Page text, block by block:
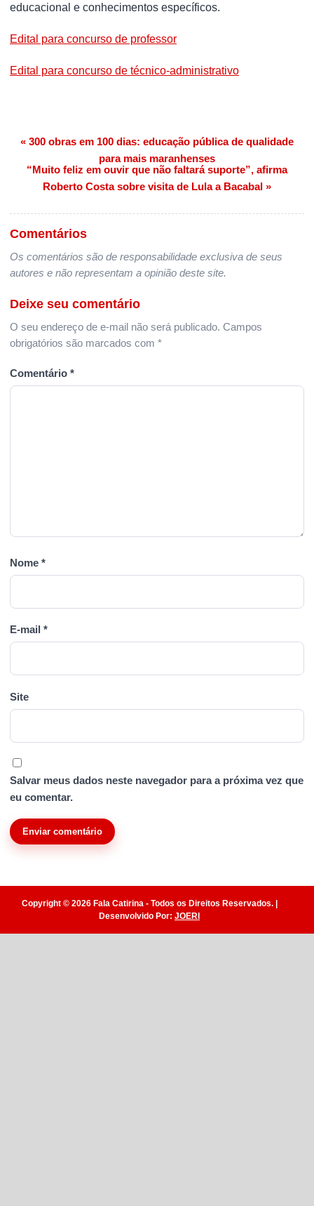
educacional e conhecimentos específicos.
Edital para concurso de professor
Edital para concurso de técnico-administrativo
Navegação de Post
« 300 obras em 100 dias: educação pública de qualidade
para mais maranhenses
“Muito feliz em ouvir que não faltará suporte”, afirma
Roberto Costa sobre visita de Lula a Bacabal »
Comentários
Os comentários são de responsabilidade exclusiva de seus
autores e não representam a opinião deste site.
Deixe seu comentário
O seu endereço de e-mail não será publicado. Campos
obrigatórios são marcados com *
Comentário *
Nome *
E-mail *
Site
Salvar meus dados neste navegador para a próxima vez que
eu comentar.
Copyright © 2026 Fala Catirina - Todos os Direitos Reservados. |
Desenvolvido Por: JOERI